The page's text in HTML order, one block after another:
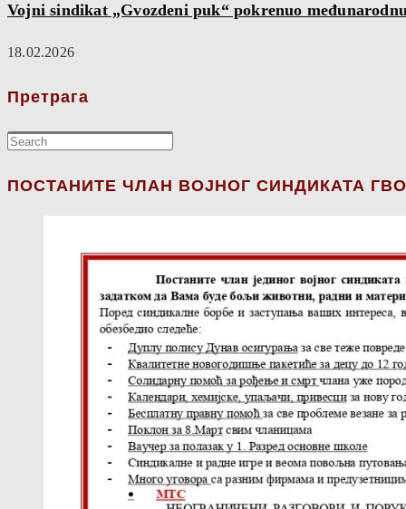
Vojni sindikat „Gvozdeni puk“ pokrenuo
18.02.2026
Претрага
ПОСТАНИТЕ ЧЛАН ВОЈНОГ СИНДИКАТА